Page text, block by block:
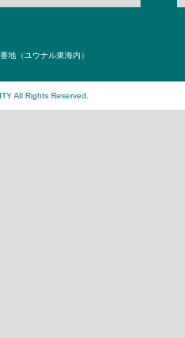
（ユウナル東海内）
All Rights Reserved.